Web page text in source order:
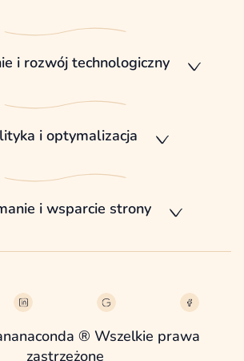
i rozwój technologiczny
i optymalizacja
i wsparcie strony
® Wszelkie prawa
zastrzeżone